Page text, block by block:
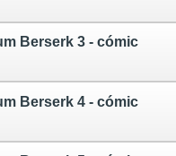
Berserk 3 - cómic
Berserk 4 - cómic